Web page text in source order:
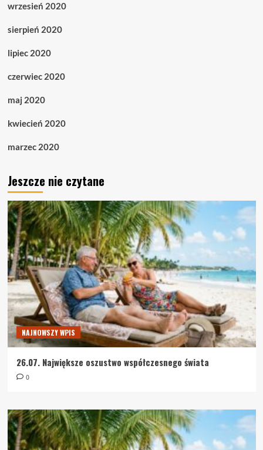
wrzesień 2020
sierpień 2020
lipiec 2020
czerwiec 2020
maj 2020
kwiecień 2020
marzec 2020
Jeszcze nie czytane
NAJNOWSZY WPIS
26.07. Największe oszustwo współczesnego świata
0